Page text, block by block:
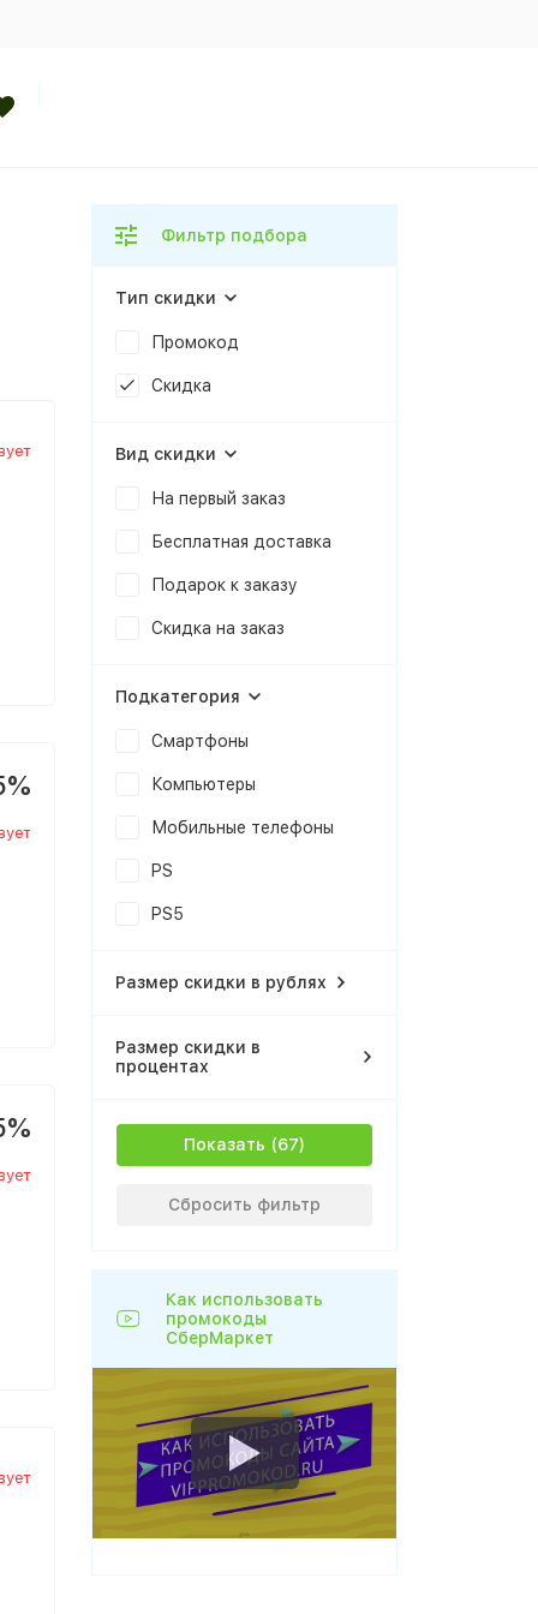
Фильтр подбора
Тип скидки
Промокод
Скидка
Вид скидки
На первый заказ
Бесплатная доставка
Подарок к заказу
Скидка на заказ
Подкатегория
Смартфоны
Компьютеры
Мобильные телефоны
PS
PS5
Размер скидки в рублях
Размер скидки в
процентах
Показать
Сбросить фильтр
Как использовать
промокоды
СберМаркет